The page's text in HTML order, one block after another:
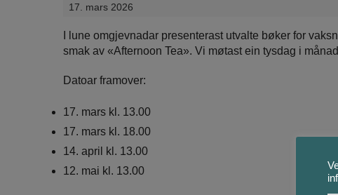
17. mars 2026
I lune omgjevnadar presenterast utvalte bøker for
smak av «Afternoon Tea». Vi møtast ein tysdag i
Datoar framover:
17. mars kl. 13.00
17. mars kl. 18.00
14. april kl. 13.00
12. mai kl. 13.00